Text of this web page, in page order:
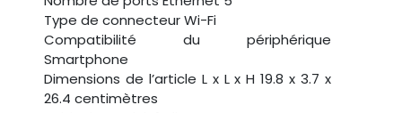
Type de connecteur ‎Wi-Fi
Compatibilité du périphérique
‎Smartphone
Dimensions de l’article L x L x H ‎19.8 x 3.7 x
26.4 centimètres